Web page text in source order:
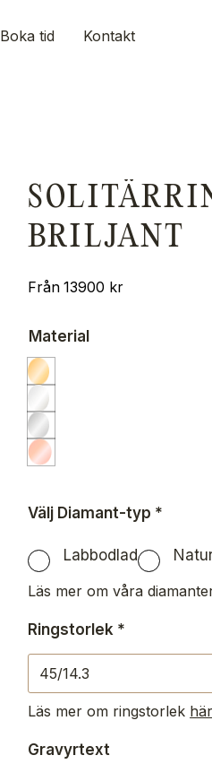
Boka tid Kontakt
BRILJANT
13900 kr
Material
Välj Diamant-typ *
Labbodlad
Läs mer om våra
Ringstorlek *
Läs mer om ringstorlek här
Gravyrtext